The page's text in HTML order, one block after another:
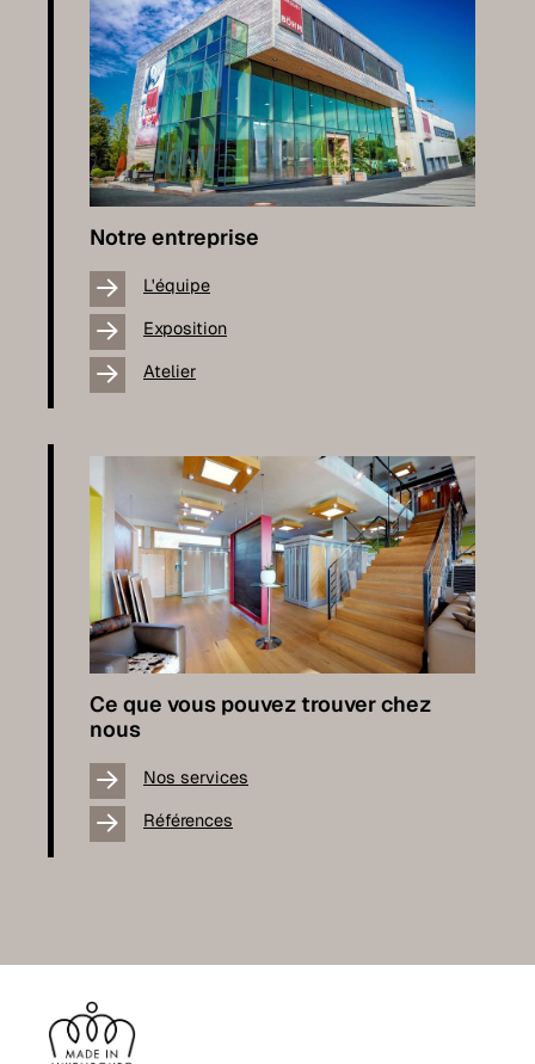
Notre entreprise
L'équipe
Exposition
Atelier
Ce que vous pouvez trouver chez
nous
Nos services
Références